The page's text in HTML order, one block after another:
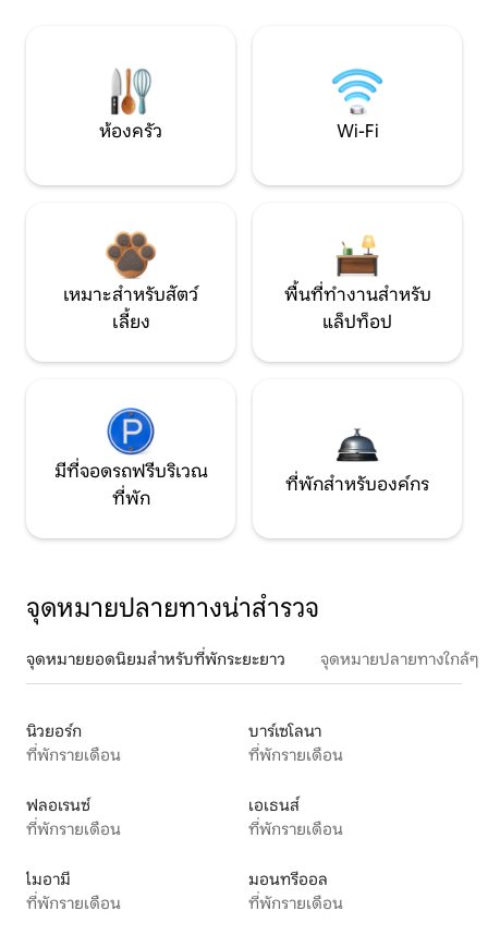
ห้องครัว Wi-Fi
เหมาะสำหรับสัตว์
เลี้ยง
พื้นที่ทำงานสำหรับ
แล็ปท็อป
มีที่จอดรถฟรีบริเวณ
ที่พัก
ที่พักสำหรับองค์กร
จุดหมายปลายทางน่าสำรวจ
จุดหมายยอดนิยมสำหรับที่พักระยะยาว จุดหมายปลายทางใกล้ๆ
นิวยอร์ก
ที่พักรายเดือน
บาร์เซโลนา
ที่พักรายเดือน
ฟลอเรนซ์
ที่พักรายเดือน
เอเธนส์
ที่พักรายเดือน
ไมอามี
ที่พักรายเดือน
มอนทรีออล
ที่พักรายเดือน